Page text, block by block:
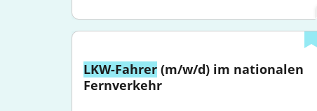
LKW-Fahrer (m/w/d) im nationalen
Fernverkehr